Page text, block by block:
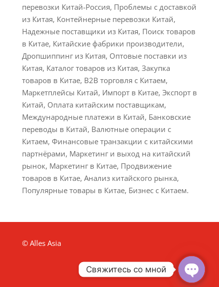
перевозки Китай-Россия, Проблемы с доставкой
из Китая, Контейнерные перевозки Китай,
Надежные поставщики из Китая, Поиск товаров
в Китае, Китайские фабрики производители,
Дропшиппинг из Китая, Оптовые поставки из
Китая, Каталог товаров из Китая, Закупка
товаров в Китае, B2B торговля с Китаем,
Маркетплейсы Китай, Импорт в Китае, Экспорт в
Китай, Оплата китайским поставщикам,
Международные платежи в Китай, Банковские
переводы в Китай, Валютные операции с
Китаем, Финансовые транзакции с китайскими
партнёрами, Маркетинг и выход на китайский
рынок, Маркетинг в Китае, Продвижение
товаров в Китае, Анализ китайского рынка,
Популярные товары в Китае, Бизнес с Китаем.
© Alles Asia
Свяжитесь со мной